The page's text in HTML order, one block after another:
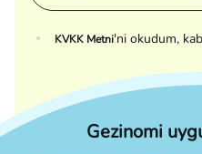
KVKK Metni'ni okudum,
Gezinomi